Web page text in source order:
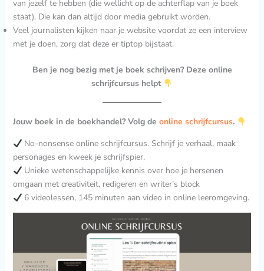
van jezelf te hebben (die wellicht op de achterflap van je boek
staat). Die kan dan altijd door media gebruikt worden.
Veel journalisten kijken naar je website voordat ze een interview
met je doen, zorg dat deze er tiptop bijstaat.
Ben je nog bezig met je boek schrijven? Deze online
schrijfcursus helpt
Jouw boek in de boekhandel? Volg de online schrijfcursus.
No-nonsense online schrijfcursus. Schrijf je verhaal, maak
personages en kweek je schrijfspier.
Unieke wetenschappelijke kennis over hoe je hersenen
omgaan met creativiteit, redigeren en writer’s block
6 videolessen, 145 minuten aan video in online leeromgeving.